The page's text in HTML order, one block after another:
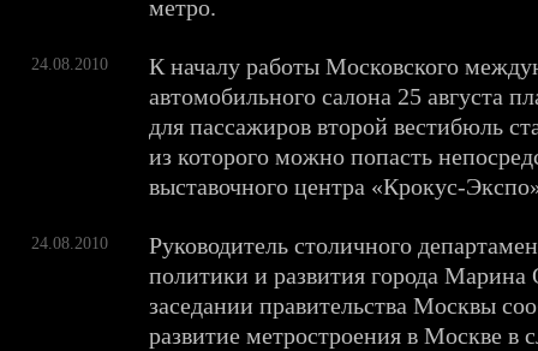
метро.
24.08.2010
К началу работы Московского
автомобильного салона 25 августа
для пассажиров второй вестибюль
из которого можно попасть
выставочного центра «Крокус-
24.08.2010
Руководитель столичного
политики и развития города Марина
заседании правительства Москвы
развитие метростроения в Москве в